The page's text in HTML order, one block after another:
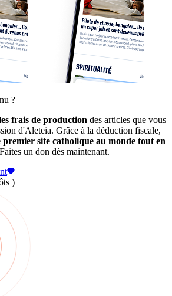
?
frais de production des articles que vous
d'Aleteia. Grâce à la déduction fiscale,
premier site catholique au monde tout en
Faites un don dès maintenant.
)